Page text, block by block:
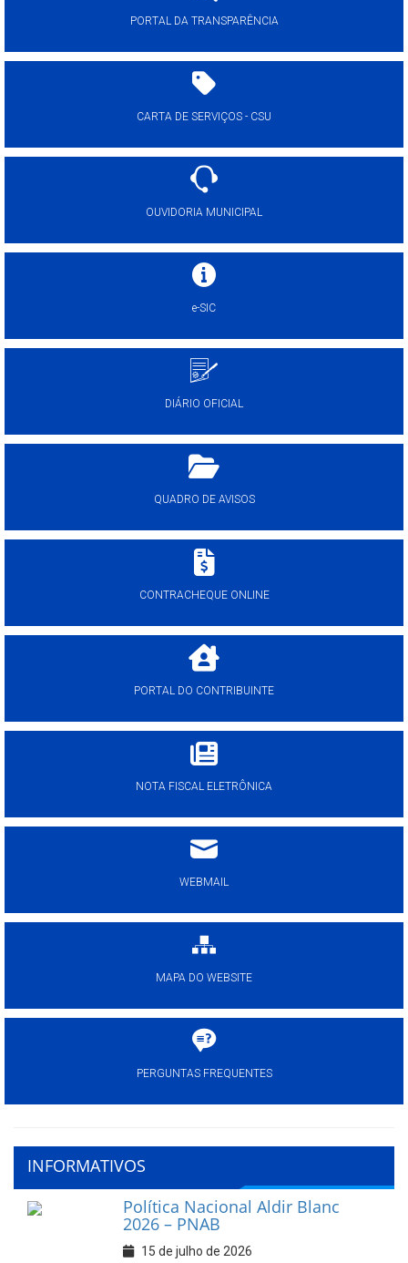
PORTAL DA TRANSPARÊNCIA
CARTA DE SERVIÇOS - CSU
OUVIDORIA MUNICIPAL
e-SIC
DIÁRIO OFICIAL
QUADRO DE AVISOS
CONTRACHEQUE ONLINE
PORTAL DO CONTRIBUINTE
NOTA FISCAL ELETRÔNICA
WEBMAIL
MAPA DO WEBSITE
PERGUNTAS FREQUENTES
INFORMATIVOS
Política Nacional Aldir Blanc
2026 – PNAB
15 de julho de 2026